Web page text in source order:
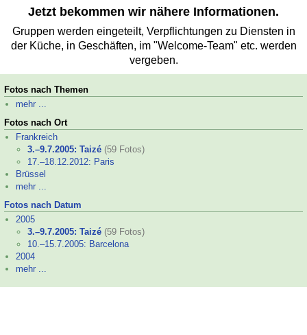
Jetzt bekommen wir nähere Informationen.
Gruppen werden eingeteilt, Verpflichtungen zu Diensten in
der Küche, in Geschäften, im "Welcome-Team" etc. werden
vergeben.
Fotos nach Themen
mehr ...
Fotos nach Ort
Frankreich
3.–9.7.2005: Taizé (59 Fotos)
17.–18.12.2012: Paris
Brüssel
mehr ...
Fotos nach Datum
2005
3.–9.7.2005: Taizé (59 Fotos)
10.–15.7.2005: Barcelona
2004
mehr ...